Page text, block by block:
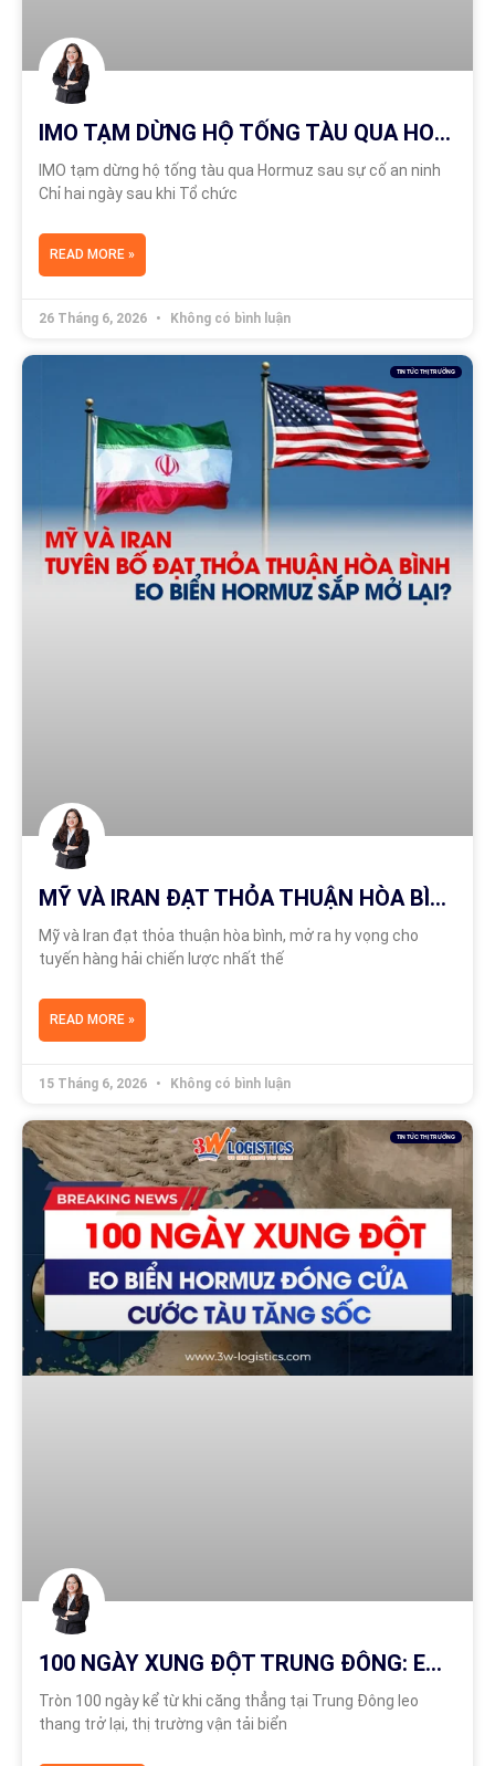
IMO TẠM DỪNG HỘ TỐNG TÀU QUA HORMUZ SAU SỰ CỐ AN NINH
IMO tạm dừng hộ tống tàu qua Hormuz sau sự cố an ninh
Chỉ hai ngày sau khi Tổ chức
READ MORE »
26 Tháng 6, 2026 Không có bình luận
TIN TỨC THỊ TRƯỜNG
MỸ VÀ IRAN ĐẠT THỎA THUẬN HÒA BÌNH, EO BIỂN HORMUZ SẮP MỞ LẠI?
Mỹ và Iran đạt thỏa thuận hòa bình, mở ra hy vọng cho
tuyến hàng hải chiến lược nhất thế
READ MORE »
15 Tháng 6, 2026 Không có bình luận
TIN TỨC THỊ TRƯỜNG
100 NGÀY XUNG ĐỘT TRUNG ĐÔNG: EO BIỂN HORMUZ ĐÓNG CỬA, CƯỚC TÀU TĂNG SỐC
Tròn 100 ngày kể từ khi căng thẳng tại Trung Đông leo
thang trở lại, thị trường vận tải biển